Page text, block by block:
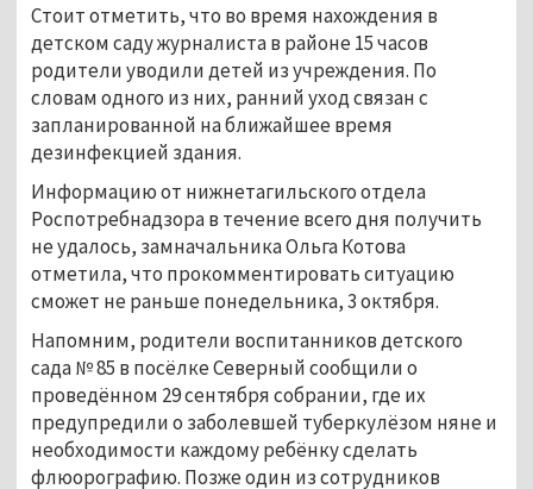
Стоит отметить, что во время нахождения в
детском саду журналиста в районе 15 часов
родители уводили детей из учреждения. По
словам одного из них, ранний уход связан с
запланированной на ближайшее время
дезинфекцией здания.
Информацию от нижнетагильского отдела
Роспотребнадзора в течение всего дня получить
не удалось, замначальника Ольга Котова
отметила, что прокомментировать ситуацию
сможет не раньше понедельника, 3 октября.
Напомним, родители воспитанников детского
сада № 85 в посёлке Северный сообщили о
проведённом 29 сентября собрании, где их
предупредили о заболевшей туберкулёзом няне и
необходимости каждому ребёнку сделать
флюорографию. Позже один из сотрудников